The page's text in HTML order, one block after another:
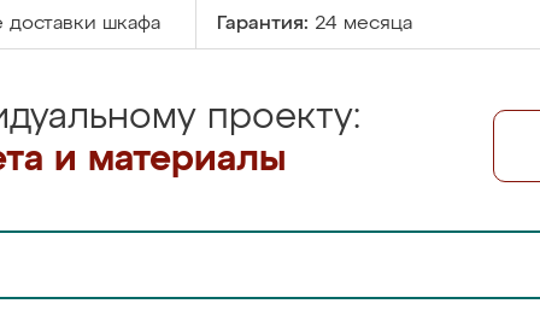
доставки шкафа Гарантия: 24 месяца
проекту:
и материалы